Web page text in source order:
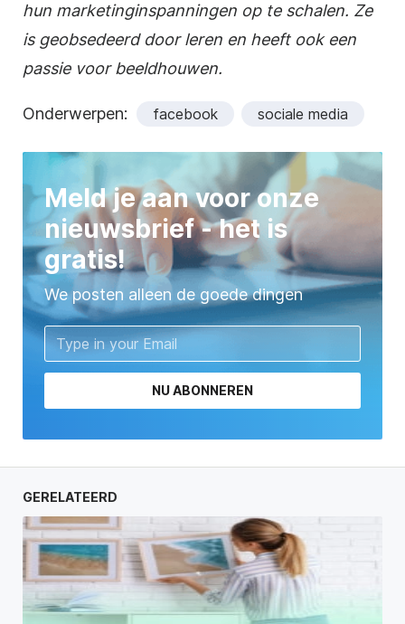
hun marketinginspanningen op te schalen. Ze
is geobsedeerd door leren en heeft ook een
passie voor beeldhouwen.
Onderwerpen: facebook sociale media
Meld je aan voor onze
nieuwsbrief - het is
gratis!
We posten alleen de goede dingen
NU ABONNEREN
GERELATEERD